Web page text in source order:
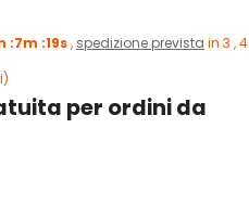
:7m :18s, spedizione prevista in 3 , 4
per ordini da